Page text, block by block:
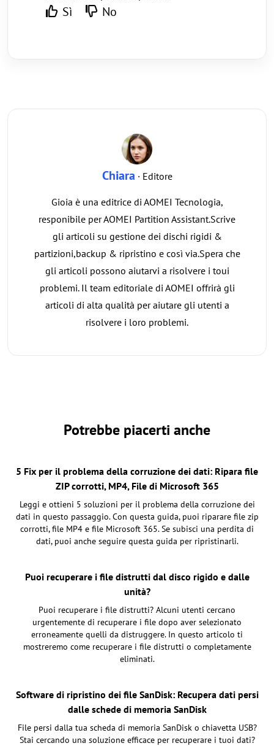
Sì No
Chiara · Editore
Gioia è una editrice di AOMEI Tecnologia,
responibile per AOMEI Partition Assistant.Scrive
gli articoli su gestione dei dischi rigidi &
partizioni,backup & ripristino e così via.Spera che
gli articoli possono aiutarvi a risolvere i toui
problemi. Il team editoriale di AOMEI offrirà gli
articoli di alta qualità per aiutare gli utenti a
risolvere i loro problemi.
Potrebbe piacerti anche
5 Fix per il problema della corruzione dei dati: Ripara file
ZIP corrotti, MP4, File di Microsoft 365
Leggi e ottieni 5 soluzioni per il problema della corruzione dei
dati in questo passaggio. Con questa guida, puoi riparare file zip
corrotti, file MP4 e file Microsoft 365. Se subisci una perdita di
dati, puoi anche seguire questa guida per ripristinarli.
Puoi recuperare i file distrutti dal disco rigido e dalle
unità?
Puoi recuperare i file distrutti? Alcuni utenti cercano
urgentemente di recuperare i file dopo aver selezionato
erroneamente quelli da distruggere. In questo articolo ti
mostreremo come recuperare i file distrutti o completamente
eliminati.
Software di ripristino dei file SanDisk: Recupera dati persi
dalle schede di memoria SanDisk
File persi dalla tua scheda di memoria SanDisk o chiavetta USB?
Stai cercando una soluzione efficace per recuperare i tuoi dati?